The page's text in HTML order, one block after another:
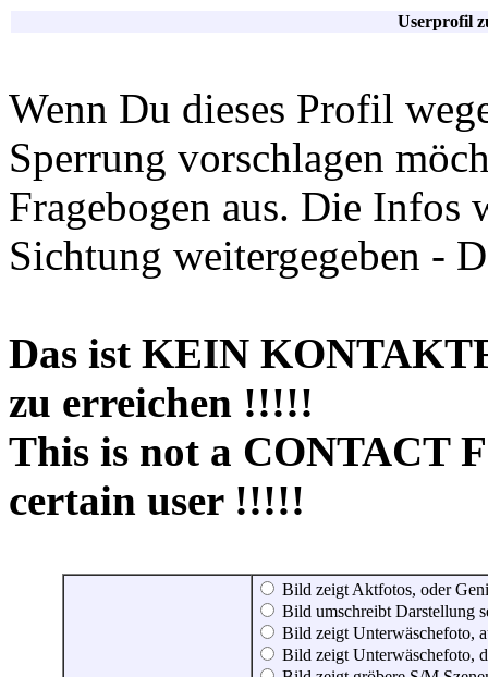
Userprofil
Wenn Du dieses Profil
Sperrung vorschlagen
Fragebogen aus. Die Infos
Sichtung weitergegeben -
Das ist KEIN
zu erreichen !!!!!
This is not a CONTACT
certain user !!!!!
Bild zeigt Aktfotos, oder
Bild umschreibt Darstellung
Bild zeigt Unterwäschefoto,
Bild zeigt Unterwäschefoto,